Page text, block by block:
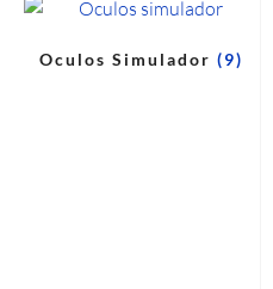
Oculos Simulador(9)